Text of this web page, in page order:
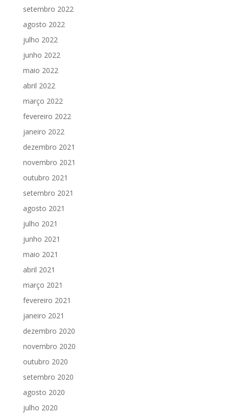
setembro 2022
agosto 2022
julho 2022
junho 2022
maio 2022
abril 2022
março 2022
fevereiro 2022
janeiro 2022
dezembro 2021
novembro 2021
outubro 2021
setembro 2021
agosto 2021
julho 2021
junho 2021
maio 2021
abril 2021
março 2021
fevereiro 2021
janeiro 2021
dezembro 2020
novembro 2020
outubro 2020
setembro 2020
agosto 2020
julho 2020